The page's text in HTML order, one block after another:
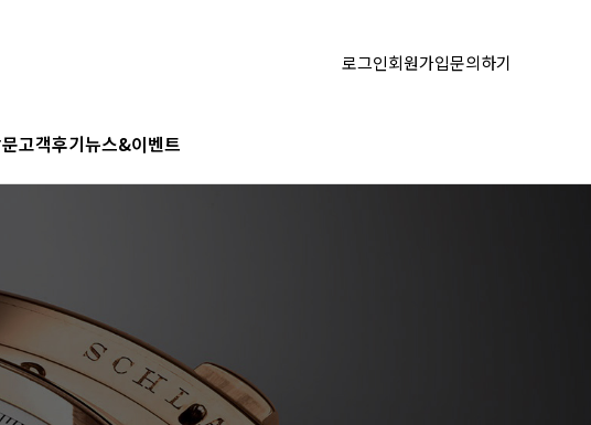
로그인회원가입문의하기
고객후기뉴스&이벤트